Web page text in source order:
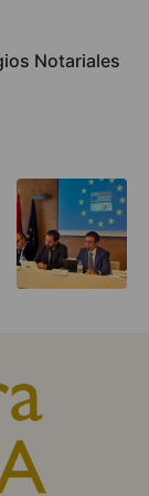
Notariales